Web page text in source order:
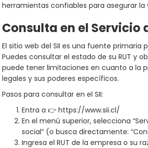
herramientas confiables para asegurar la
Consulta en el Servicio
El sitio web del SII es una fuente
Puedes consultar el estado de su RUT y
puede tener limitaciones en cuanto a la
legales y sus poderes específicos.
Pasos para consultar en el SII:
Entra a 👉 https://www.sii.cl/
En el menú superior, selecciona
social” (o busca directamente:
Ingresa el RUT de la empresa o su